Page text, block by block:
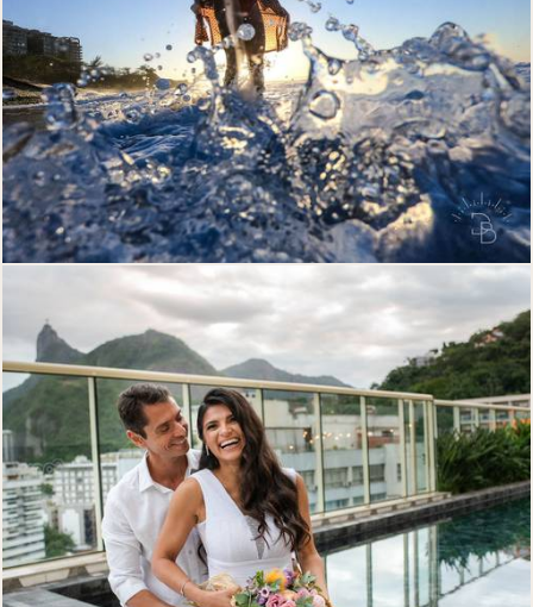
269 0
239 0